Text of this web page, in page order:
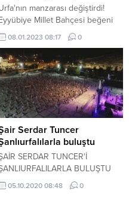
manzarası değiştirdi!
Millet Bahçesi beğeni
08.01.2023 08:17 0
Serdar Tuncer
buluştu
SERDAR TUNCER'İ
BULUŞTU
05.10.2020 08:48 0